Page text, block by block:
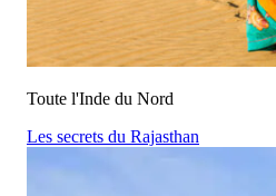
Toute l'Inde du Nord
Les secrets du Rajasthan